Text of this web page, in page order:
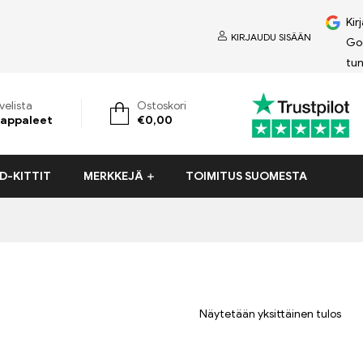
KIRJAUDU SISÄÄN
Ostoskori
€0,00
KITTIT MERKKEJÄ TOIMITUS SUOMESTA
Näytetään yksittäinen tulos